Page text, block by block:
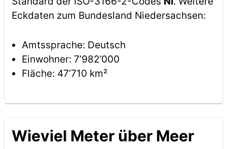
Eckdaten zum Bundesland Niedersachsen:
Amtssprache: Deutsch
Einwohner: 7’982’000
Fläche: 47’710 km²
Wieviel Meter über Meer